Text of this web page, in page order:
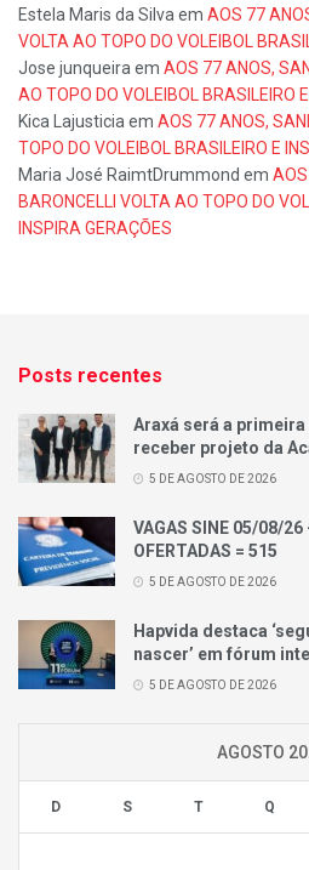
Estela Maris da Silva em AOS 77
VOLTA AO TOPO DO VOLEIBOL
Jose junqueira em AOS 77 ANOS,
AO TOPO DO VOLEIBOL BRASILEIRO
Kica Lajusticia em AOS 77 ANOS,
TOPO DO VOLEIBOL BRASILEIRO E
Maria José RaimtDrummond em
BARONCELLI VOLTA AO TOPO DO
INSPIRA GERAÇÕES
Posts recentes
Araxá será a
receber projeto da
5 DE AGOSTO DE 2026
VAGAS SINE 05/08/26
OFERTADAS = 515
5 DE AGOSTO DE 2026
Hapvida destaca
nascer’ em fórum
5 DE AGOSTO DE 2026
AGOSTO
D S T Q